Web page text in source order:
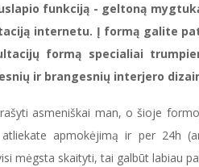
funkciją - geltoną
internetu. Į formą galite
formą specialiai
ir brangesnių interjero
asmeniškai man, o šioje
apmokėjimą ir per 24h
mėgsta skaityti, tai galbūt labiau